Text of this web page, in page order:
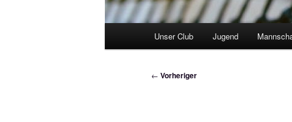
Unser Club Jugend
Beitragsnavigation
← Vorheriger